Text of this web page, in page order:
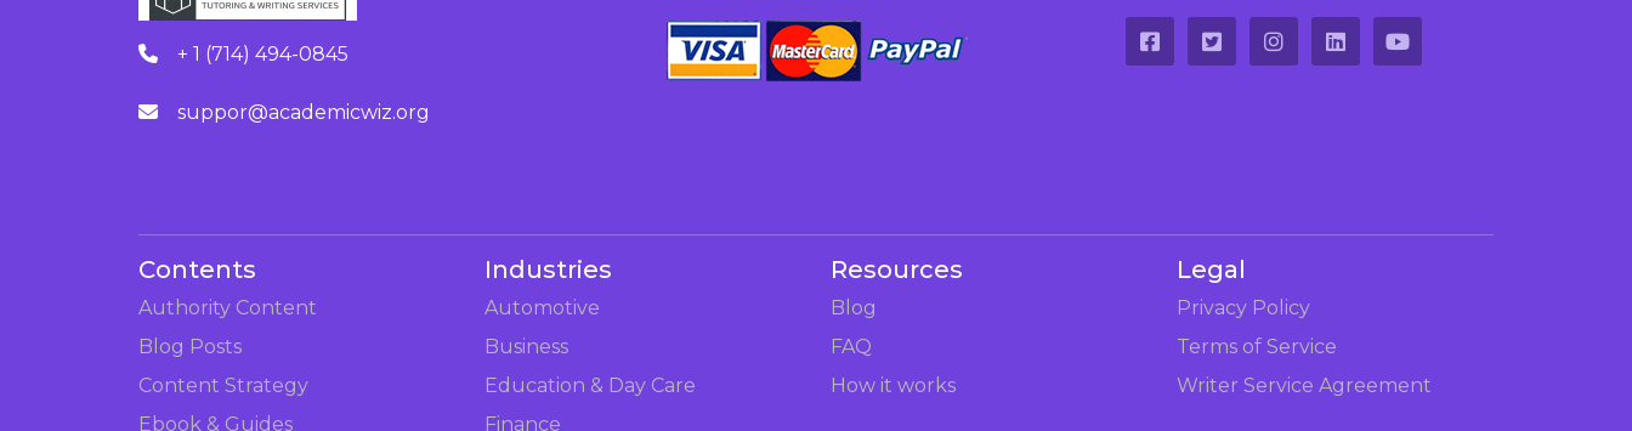
+ 1 (714) 494-0845
suppor@academicwiz.org
Contents
Authority Content
Blog Posts
Content Strategy
Ebook & Guides
Industries
Automotive
Business
Education & Day Care
Finance
Resources
Blog
FAQ
How it works
Legal
Privacy Policy
Terms of Service
Writer Service Agreement